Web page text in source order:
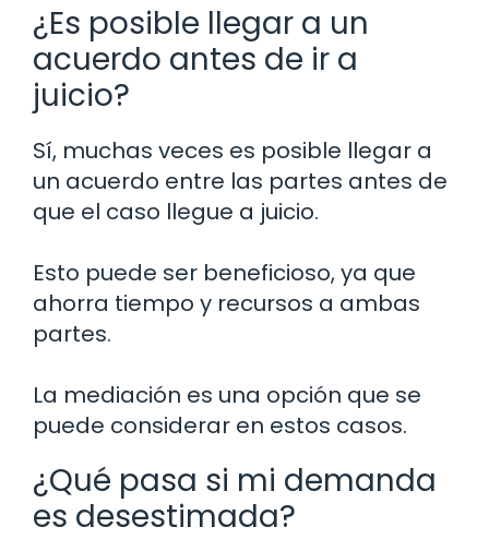
¿Es posible llegar a un
acuerdo antes de ir a
juicio?
Sí, muchas veces es posible llegar a
un acuerdo entre las partes antes de
que el caso llegue a juicio.
Esto puede ser beneficioso, ya que
ahorra tiempo y recursos a ambas
partes.
La mediación es una opción que se
puede considerar en estos casos.
¿Qué pasa si mi demanda
es desestimada?